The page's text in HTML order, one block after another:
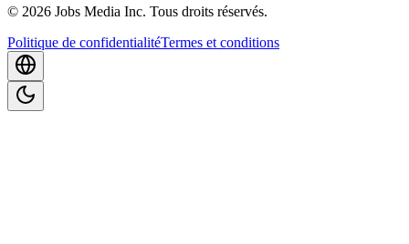
© 2026 Jobs Media Inc. Tous droits réservés.
Politique de confidentialitéTermes et conditions